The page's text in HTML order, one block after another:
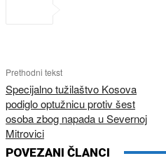
Prethodni tekst
Specijalno tužilaštvo Kosova
podiglo optužnicu protiv šest
osoba zbog napada u Severnoj
Mitrovici
POVEZANI ČLANCI